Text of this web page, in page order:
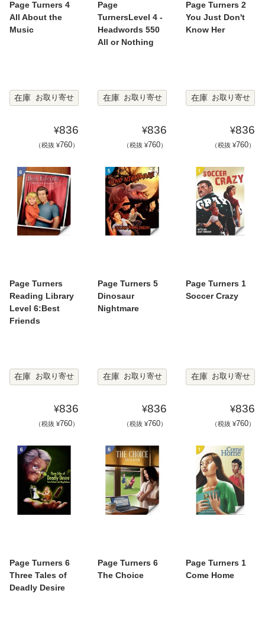
Page Turners 4
All About the
Music
在庫 お取り寄せ
¥836
（税抜 ¥760）
Page
TurnersLevel 4 -
Headwords 550
All or Nothing
在庫 お取り寄せ
¥836
（税抜 ¥760）
Page Turners 2
You Just Don't
Know Her
在庫 お取り寄せ
¥836
（税抜 ¥760）
Page Turners
Reading Library
Level 6:Best
Friends
在庫 お取り寄せ
¥836
（税抜 ¥760）
Page Turners 5
Dinosaur
Nightmare
在庫 お取り寄せ
¥836
（税抜 ¥760）
Page Turners 1
Soccer Crazy
在庫 お取り寄せ
¥836
（税抜 ¥760）
Page Turners 6
Three Tales of
Deadly Desire
Page Turners 6
The Choice
Page Turners 1
Come Home